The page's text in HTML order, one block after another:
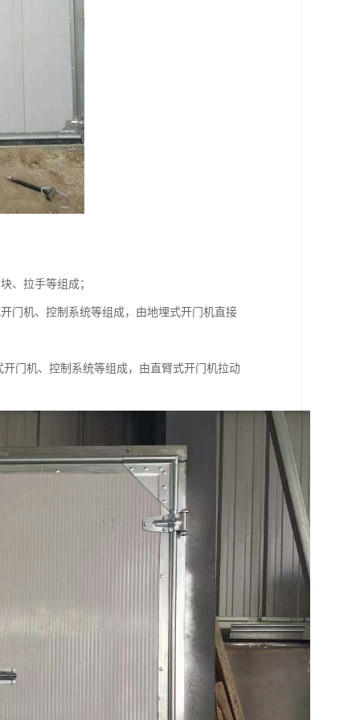
、拉手等组成；
门机、控制系统等组成，由地埋式开门机直接
门机、控制系统等组成，由直臂式开门机拉动